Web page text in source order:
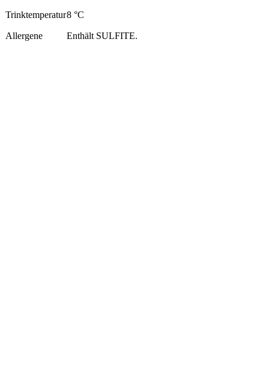
Trinktemperatur8 °C
Allergene Enthält SULFITE.